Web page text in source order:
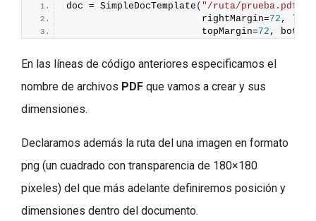
doc = SimpleDocTemplate ( "/ruta/prueba.pdf"
                        rightMargin=
72 ,
                        topMargin=
72 ,
En las líneas de código anteriores especificamos el
nombre de archivos PDF que vamos a crear y sus
dimensiones.
Declaramos además la ruta del una imagen en formato
png (un cuadrado con transparencia de 180×180
pixeles) del que más adelante definiremos posición y
dimensiones dentro del documento.